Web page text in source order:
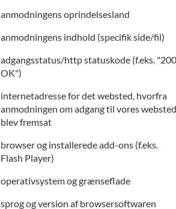
anmodningens oprindelsesland
anmodningens indhold (specifik side/fil)
adgangsstatus/http statuskode (f.eks. "200
OK")
internetadresse for det websted, hvorfra
anmodningen om adgang til vores websted
blev fremsat
browser og installerede add-ons (f.eks.
Flash Player)
operativsystem og grænseflade
sprog og version af browsersoftwaren